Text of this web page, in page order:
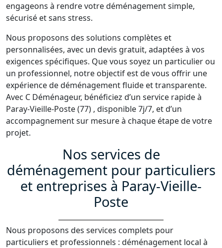
engageons à rendre votre déménagement simple,
sécurisé et sans stress.
Nous proposons des solutions complètes et
personnalisées, avec un devis gratuit, adaptées à vos
exigences spécifiques. Que vous soyez un particulier ou
un professionnel, notre objectif est de vous offrir une
expérience de déménagement fluide et transparente.
Avec C Déménageur, bénéficiez d’un service rapide à
Paray-Vieille-Poste (77) , disponible 7j/7, et d’un
accompagnement sur mesure à chaque étape de votre
projet.
Nos services de
déménagement pour particuliers
et entreprises à Paray-Vieille-
Poste
Nous proposons des services complets pour
particuliers et professionnels : déménagement local à